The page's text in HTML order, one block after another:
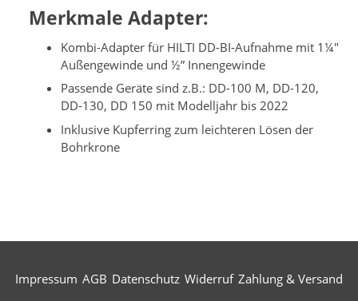
Merkmale Adapter:
Kombi-Adapter für HILTI DD-BI-Aufnahme mit 1¼"
Außengewinde und ½” Innengewinde
Passende Geräte sind z.B.: DD-100 M, DD-120,
DD-130, DD 150 mit Modelljahr bis 2022
Inklusive Kupferring zum leichteren Lösen der
Bohrkrone
Impressum AGB Datenschutz Widerruf Zahlung & Versand